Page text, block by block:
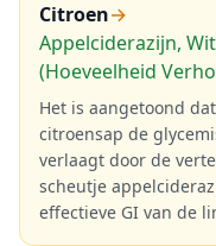
Citroen→
Appelciderazijn,
(Hoeveelheid
Het is aangetoond
citroensap de
verlaagt door de
scheutje
effectieve GI van de